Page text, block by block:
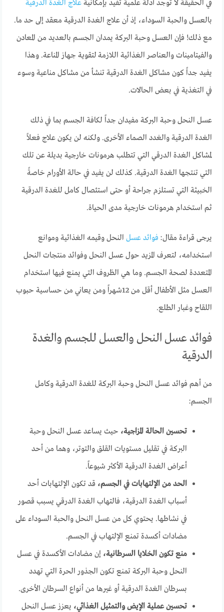
في الحقيقة لا توجد أدلة علمية تفيد بإمكانيةعلاج الغدة الدرقية
بالعسل والحبة السوداء، إذ أن علاج الغدة الدرقية معقد إلى حد ما.
مع ذلك! فإن العسل وحبة البركة يمدان الجسم بالعديد من المعادن
والفيتامينات والعناصر الغذائية اللازمة لتقوية جهاز المناعة. وهذا
يفيد جداً كون مشاكل الغدة الدرقية تنشأ من مشاكل مناعية وسوء
في التغذية في بعض الحالات.
عسل النحل وحبة البركة مفيدان جداً لكافة الجسم بما في ذلك
الغدة الدرقية والغدد الصماء الأخرى. ولكنه لن يكون علاج فعلاً
لمشاكل الغدة الدرقي التي تتطلب هرمونات خارجية بديلة عن تلك
التي تنتجها الغدة الدرقية. كذلك لن يفيد في حالة الأورام خاصةً
الخبيثة التي تستلزم جراحة أو حتى استئصال كامل للغدة الدرقية
ثم استخدام هرمونات خارجية مدى الحياة.
يرجى قراءة مقال: فوائد عسل النحل وقيمه الغذائية وموانع
استخدامه، لتعرف المزيد حول عسل النحل وفوائد منتجات النحل
المتعددة لصحة الجسم. وما هي الظروف التي يمنع فيها استخدام
العسل مثل الأطفال أقل من 12شهراً ومن يعاني من حساسية حبوب
اللقاح وغبار الطلع.
فوائد عسل النحل والعسل للجسم والغدة
الدرقية
من أهم فوائد عسل النحل وحبة البركة للغدة الدرقية وكامل
الجسم:
تحسين الحالة المزاجية، حيث يساعد عسل النحل وحبة
البركة في تقليل مستويات القلق والتوتر، وهما من أحد
أعراض الغدة الدرقية الأكثر شيوعاً.
الحد من الإلتهابات في الجسم، قد تكون الإلتهابات أحد
أسباب الغدة الدرقية، فالتهاب الغدة الدرقي يسبب قصور
في نشاطها. يحتوي كل من عسل النحل والحبة السوداء على
مضادات أكسدة تمنع الإلتهاب في الجسم.
منع تكون الخلايا السرطانية، إن مضادات الأكسدة في عسل
النحل وحبة البركة تمنع تكون الجذور الحرة التي تهدد
بسرطان الغدة الدرقية أو غيرها من أنواع السرطان الأخرى.
تحسين عملية الإيض والتمثيل الغذائي، يعزز عسل النحل